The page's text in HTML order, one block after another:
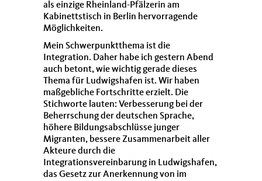
als einzige Rheinland-Pfälzerin am
Kabinettstisch in Berlin hervorragende
Möglichkeiten.
Mein Schwerpunktthema ist die
Integration. Daher habe ich gestern Abend
auch betont, wie wichtig gerade dieses
Thema für Ludwigshafen ist. Wir haben
maßgebliche Fortschritte erzielt. Die
Stichworte lauten: Verbesserung bei der
Beherrschung der deutschen Sprache,
höhere Bildungsabschlüsse junger
Migranten, bessere Zusammenarbeit aller
Akteure durch die
Integrationsvereinbarung in Ludwigshafen,
das Gesetz zur Anerkennung von im